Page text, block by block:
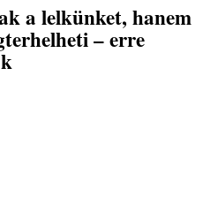
a lelkünket, hanem
– erre